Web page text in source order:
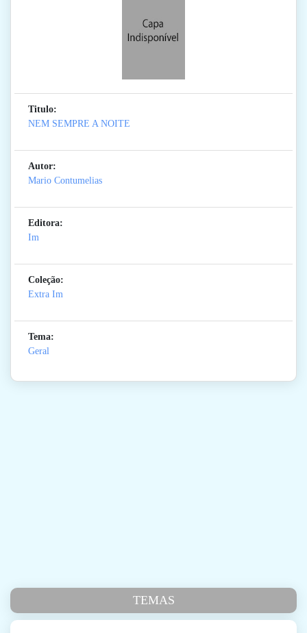
Titulo:
NEM SEMPRE A NOITE
Autor:
Mario Contumelias
Editora:
Im
Coleção:
Extra Im
Tema:
Geral
TEMAS